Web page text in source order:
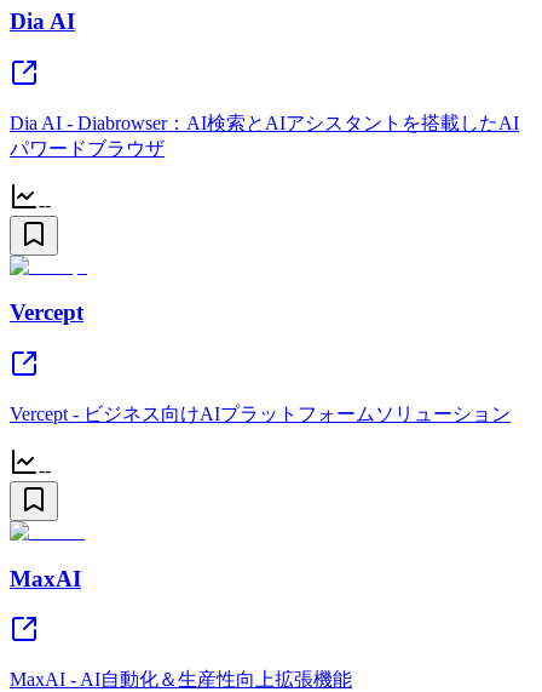
Dia AI
Dia AI - Diabrowser：AI検索とAIアシスタントを搭載したAI
パワードブラウザ
--
Vercept
Vercept - ビジネス向けAIプラットフォームソリューション
--
MaxAI
MaxAI - AI自動化＆生産性向上拡張機能